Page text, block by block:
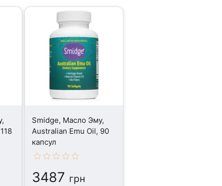
Smidge, Масло Эму,
Australian Emu Oil, 90
капсул
3487 грн